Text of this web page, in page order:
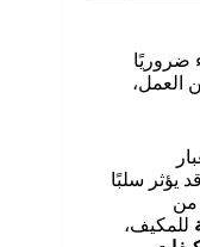
ضروريًا
العمل،
يؤثر سلبًا
من
للمكيف،